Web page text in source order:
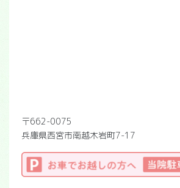
〒662-0075
兵庫県西宮市南越木岩町7-17